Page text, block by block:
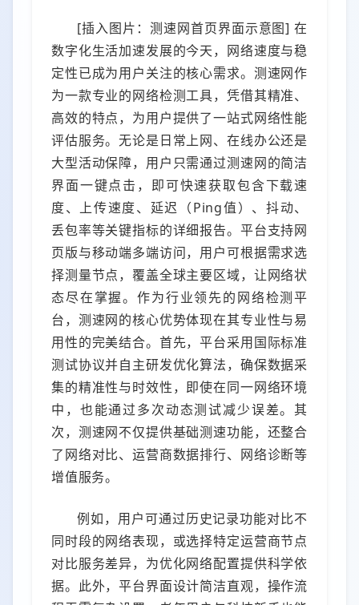
[插入图片：测速网首页界面示意图] 在
数字化生活加速发展的今天，网络速度与稳
定性已成为用户关注的核心需求。测速网作
为一款专业的网络检测工具，凭借其精准、
高效的特点，为用户提供了一站式网络性能
评估服务。无论是日常上网、在线办公还是
大型活动保障，用户只需通过测速网的简洁
界面一键点击，即可快速获取包含下载速
度、上传速度、延迟（Ping值）、抖动、
丢包率等关键指标的详细报告。平台支持网
页版与移动端多端访问，用户可根据需求选
择测量节点，覆盖全球主要区域，让网络状
态尽在掌握。作为行业领先的网络检测平
台，测速网的核心优势体现在其专业性与易
用性的完美结合。首先，平台采用国际标准
测试协议并自主研发优化算法，确保数据采
集的精准性与时效性，即使在同一网络环境
中，也能通过多次动态测试减少误差。其
次，测速网不仅提供基础测速功能，还整合
了网络对比、运营商数据排行、网络诊断等
增值服务。
例如，用户可通过历史记录功能对比不
同时段的网络表现，或选择特定运营商节点
对比服务差异，为优化网络配置提供科学依
据。此外，平台界面设计简洁直观，操作流